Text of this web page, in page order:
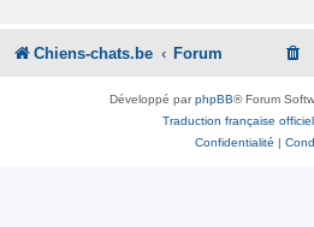
Chiens-chats.be Forum
Développé parphpBB® Forum
Traduction française
Confidentialité |